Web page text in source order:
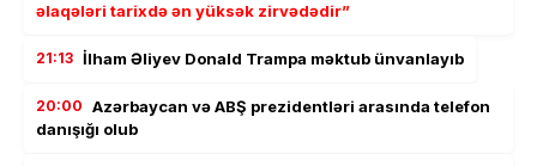
əlaqələri tarixdə ən yüksək zirvədədir”
21:13 İlham Əliyev Donald Trampa məktub ünvanlayıb
20:00 Azərbaycan və ABŞ prezidentləri arasında telefon
danışığı olub